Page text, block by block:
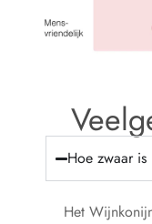
Hoe zwaar
Het